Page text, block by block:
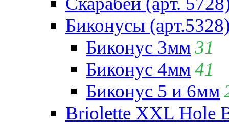
Биконусы
Биконус 3мм31
Биконус 4мм41
Биконус 5 и 6мм
Briolette XXL Hole